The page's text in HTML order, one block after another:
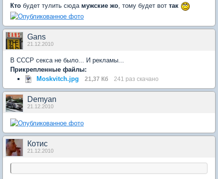
Кто будет тулить сюда мужские жо, тому будет вот так
Gans
21.12.2010
В СССР секса не было... И рекламы...
Прикрепленные файлы:
Moskvitch.jpg
21,37 Кб 241 раз скачано
Demyan
21.12.2010
Котис
21.12.2010